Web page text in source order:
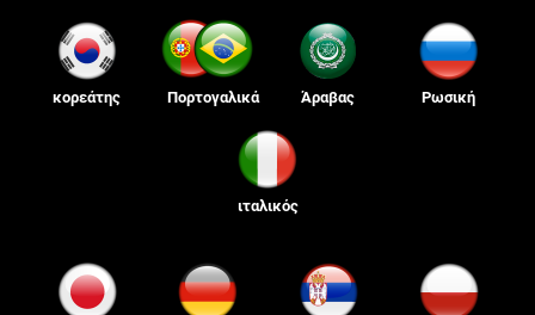
κορεάτης Πορτογαλικά Άραβας Ρωσική
ιταλικός